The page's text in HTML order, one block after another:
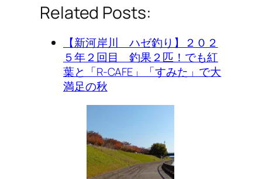
Related Posts:
【新河岸川 ハゼ釣り】２０２
５年２回目 釣果２匹！でも紅
葉と「R-CAFE」「すみた」で大
満足の秋